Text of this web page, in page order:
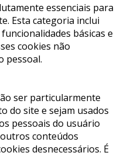
essenciais para
Esta categoria inclui
básicas e
cookies não
pessoal.
ser particularmente
do site e sejam usados
pessoais do usuário
conteúdos
desnecessários. É